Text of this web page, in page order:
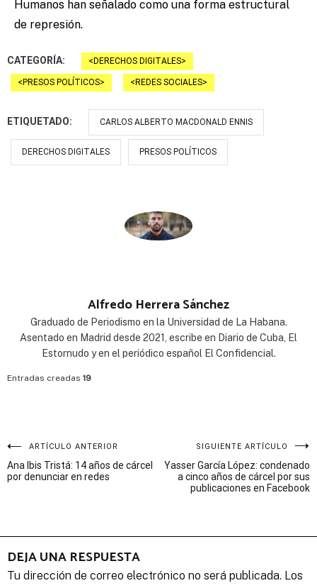
Humanos han señalado como una forma estructural
de represión.
CATEGORÍA: DERECHOS DIGITALES
PRESOS POLÍTICOS REDES SOCIALES
ETIQUETADO: CARLOS ALBERTO MACDONALD ENNIS
DERECHOS DIGITALES PRESOS POLÍTICOS
Alfredo Herrera Sánchez
Graduado de Periodismo en la Universidad de La Habana.
Asentado en Madrid desde 2021, escribe en Diario de Cuba, El
Estornudo y en el periódico español El Confidencial.
Entradas creadas 19
Navegación
de
ARTÍCULO ANTERIOR
Ana Ibis Tristá: 14 años de cárcel
por denunciar en redes
SIGUIENTE ARTÍCULO
Yasser García López: condenado
a cinco años de cárcel por sus
publicaciones en Facebook
DEJA UNA RESPUESTA
Tu dirección de correo electrónico no será publicada. Los